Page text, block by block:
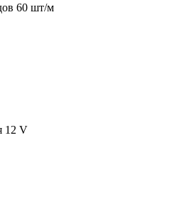
60 шт/м
12 V